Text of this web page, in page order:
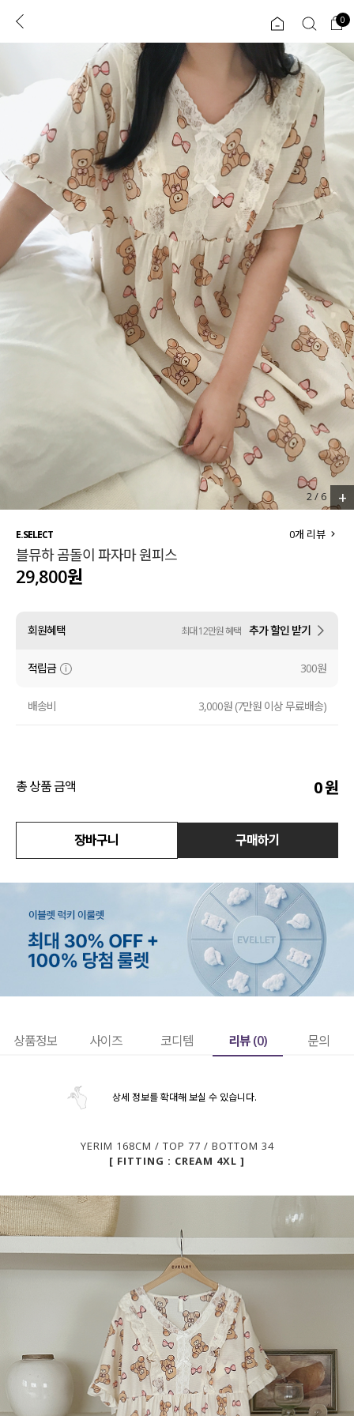
로그인 0
ENG
TW
JP
콘텐츠 리뷰 & 혜택 플러스핏 회원혜택 입
CATEGORY COMMUNITY
도착보장⚡
인플루언서 pick!
MADE
티셔츠
셔츠
원피스
니트
언더웨어/파자마
코디템
FIT ZOOM
ALL
익스클루시브
아우터
티셔츠
니트
블라우스
원피스
팬츠
스커트
0
2/ 6 +
E.SELECT
블뮤하 곰돌이 파자마 원피스
0개 리뷰
29,800원
회원혜택 최대 12만원 혜택 추가 할인 받기
적립금 300원
배송비 3,000원 (7만원 이상 무료배송)
총 상품 금액 0원
장바구니 구매하기
상품정보 사이즈 코디템 리뷰 (0) 문의
상세 정보를 확대해 보실 수 있습니다.
YERIM 168CM / TOP 77 / BOTTOM 34
[ FITTING : CREAM 4XL ]